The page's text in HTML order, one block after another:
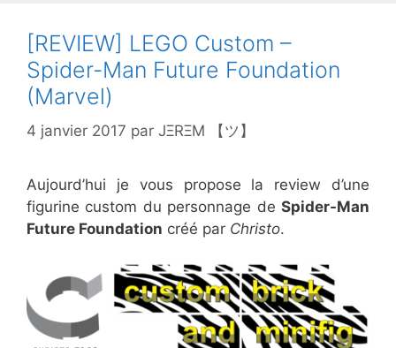
[REVIEW] LEGO Custom –
Spider-Man Future Foundation
(Marvel)
4 janvier 2017 par JΞRΞM 【ツ】
Aujourd’hui je vous propose la review d’une
figurine custom du personnage de Spider-Man
Future Foundation créé par Christo.